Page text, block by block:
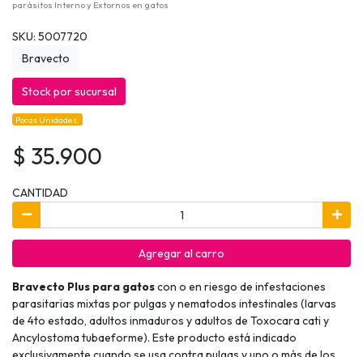
parásitos Interno y Extornos en gatos
SKU: 5007720
Bravecto
Stock por sucursal
Pocas Unidades.
$ 35.900
CANTIDAD
Agregar al carro
Bravecto Plus para gatoscon o en riesgo de infestaciones
parasitarias mixtas por pulgas y nematodos intestinales (larvas
de 4to estado, adultos inmaduros y adultos de Toxocara cati y
Ancylostoma tubaeforme). Este producto está indicado